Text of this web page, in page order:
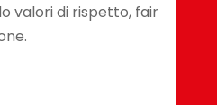
valori di rispetto, fair